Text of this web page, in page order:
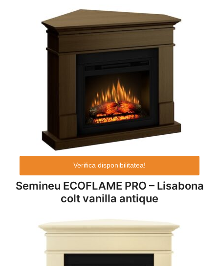
Verifica disponibilitatea!
Semineu ECOFLAME PRO – Lisabona
colt vanilla antique